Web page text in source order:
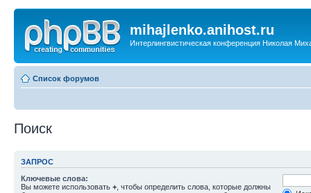
mihajlenko.anihost.ru
Интерлингвистическая конференция Николая
Список форумов
Поиск
ЗАПРОС
Ключевые слова:
Вы можете использовать + , чтобы определить слова, которые должны